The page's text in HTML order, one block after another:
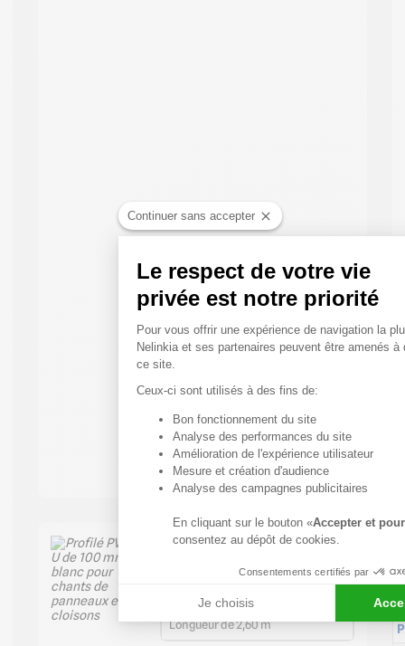
Profilé PVC en U de 100 mm
blanc pour chants de panneaux
€ HT19.92€ TTC
Longueur de 2,60 m
Continuer sans accepter
Le respect de votre vie
privée est notre priorité
Plateforme de Gestion
Pour vous offrir une expérience de navigation la
Nelinkia et ses partenaires peuvent être amenés
ce site.
Ceux-ci sont utilisés à des fins de:
Bon fonctionnement du site
Analyse des performances du site
Amélioration de l'expérience utilisateur
Mesure et création d'audience
Analyse des campagnes publicitaires
En cliquant sur le bouton «Accepter et
consentez au dépôt de cookies.
Consentements certifiés par
Je choisis
Axeptio consent